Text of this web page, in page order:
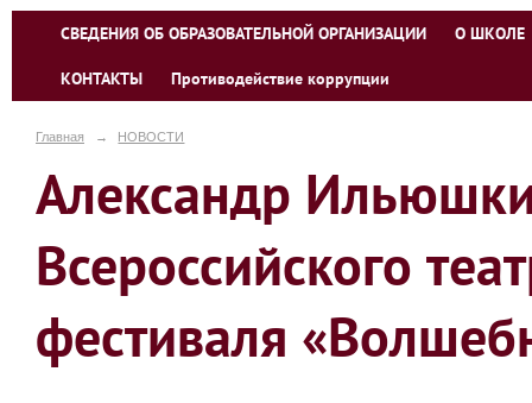
СВЕДЕНИЯ ОБ ОБРАЗОВАТЕЛЬНОЙ ОРГАНИЗАЦИИ О ШКОЛЕ
КОНТАКТЫ Противодействие коррупции
Главная → НОВОСТИ
Александр
Всероссийского
фестиваля